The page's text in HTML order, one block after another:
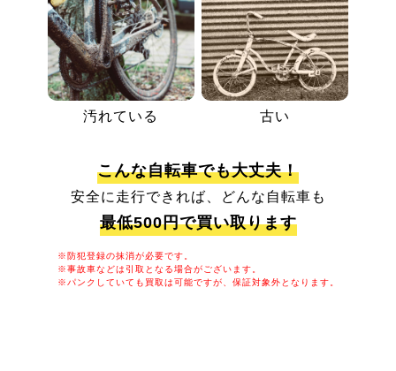
汚れている 古い
こんな自転車でも大丈夫！
安全に走行できれば、どんな自転車も
最低500円で買い取ります
※防犯登録の抹消が必要です。
※事故車などは引取となる場合がございます。
※パンクしていても買取は可能ですが、保証対象外となります。